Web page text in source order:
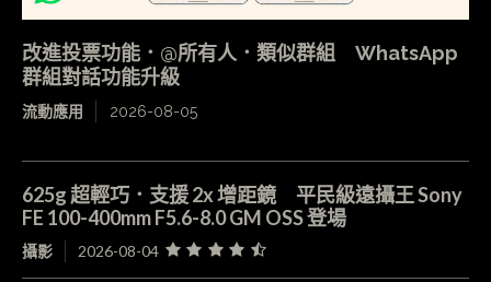
改進投票功能．@所有人．類似群組 WhatsApp
群組對話功能升級
流動應用 2026-08-05
625g 超輕巧．支援 2x 增距鏡 平民級遠攝王 Sony
FE 100-400mm F5.6-8.0 GM OSS 登場
攝影 2026-08-04